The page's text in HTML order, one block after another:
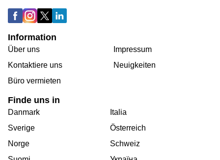
Information
Über uns
Kontaktiere uns
Büro vermieten
Impressum
Neuigkeiten
Finde uns in
Danmark
Sverige
Norge
Italia
Österreich
Schweiz